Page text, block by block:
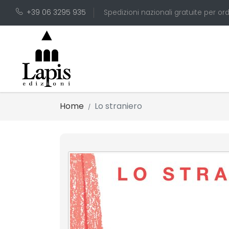
+39 06 3295 935 Spedizioni nazionali gratuite per
Home Lo straniero